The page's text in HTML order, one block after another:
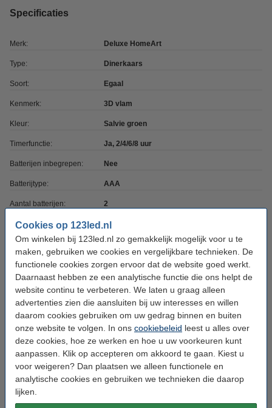
Cookies op 123led.nl
Om winkelen bij 123led.nl zo gemakkelijk mogelijk voor u te
maken, gebruiken we cookies en vergelijkbare technieken. De
functionele cookies zorgen ervoor dat de website goed werkt.
Daarnaast hebben ze een analytische functie die ons helpt de
website continu te verbeteren. We laten u graag alleen
advertenties zien die aansluiten bij uw interesses en willen
daarom cookies gebruiken om uw gedrag binnen en buiten
onze website te volgen. In ons cookiebeleid leest u alles over
deze cookies, hoe ze werken en hoe u uw voorkeuren kunt
aanpassen. Klik op accepteren om akkoord te gaan. Kiest u
voor weigeren? Dan plaatsen we alleen functionele en
analytische cookies en gebruiken we technieken die daarop
lijken.
Specificaties
Merk: Deluxe HomeArt
Type: Dinerkaars
Soort: Egaal
Kenmerk: 3D vlam
Kleur: Salvie groen
Timerfunctie: Ja, 2/4/6/8 uur
Batterijen inbegrepen: Nee
Batterijtype: AAA
Aantal batterijen: 2
Afmetingen: 2,5 x 15 cm (bxh)
Diameter: Ø 2,5 cm
Beschermingsniveau: IP20
Branduren: 300 uur
Aantal lampjes:
Oud voor nieuw: uw oude apparaat
Bestel mee: